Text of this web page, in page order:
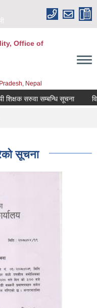
Office of
Nepal
शिक्षक सरुवा सम्बन्धि सूचना
सूचना